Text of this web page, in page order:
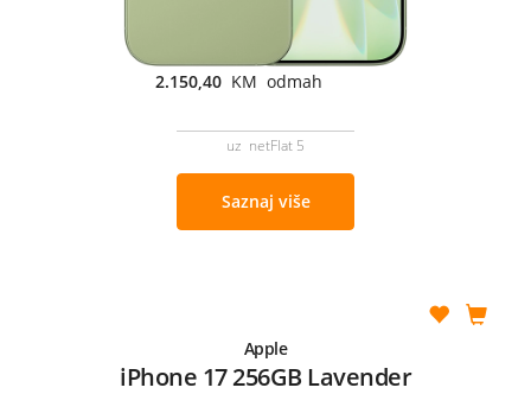
2.150,40 KM odmah
uz netFlat 5
Saznaj više
Apple
iPhone 17 256GB Lavender